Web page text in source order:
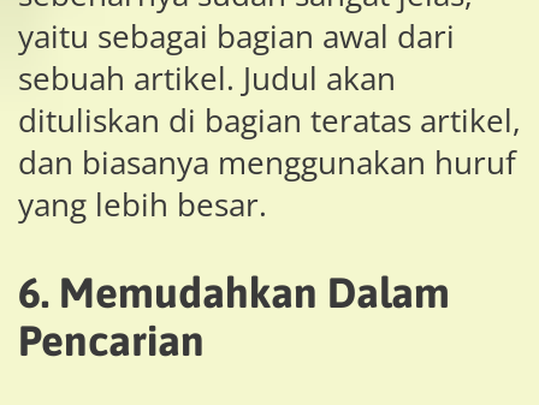
yaitu sebagai bagian awal dari
sebuah artikel. Judul akan
dituliskan di bagian teratas artikel,
dan biasanya menggunakan huruf
yang lebih besar.
6. Memudahkan Dalam
Pencarian